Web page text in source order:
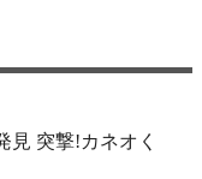
見 突撃!カネオく